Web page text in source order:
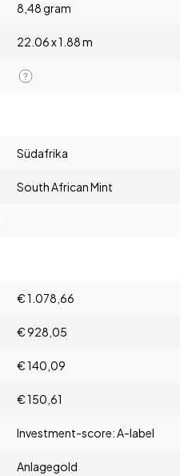
8,48 gram
22.06 x 1.88 m
Südafrika
South African Mint
€ 1.078,66
€ 928,05
€ 140,09
€ 150,61
Investment-score: A-label
Anlagegold